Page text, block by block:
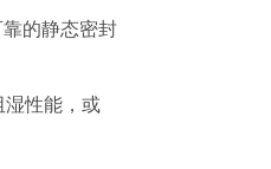
的静态密封
湿性能，或